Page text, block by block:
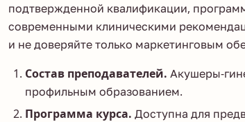
подтвержденной квалификации,
современными клиническими
и не доверяйте только маркетинговым
Состав преподавателей. Акушеры-
профильным образованием.
Программа курса. Доступна для